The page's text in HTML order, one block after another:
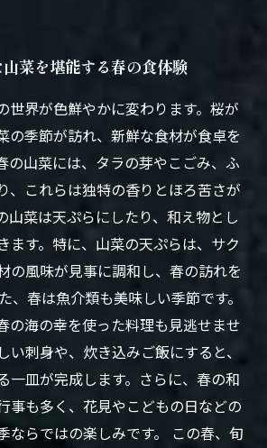
菜を堪能する春の食体験
世界が色鮮やかに変わります。桜が
の季節が訪れ、新鮮な食材が食卓を
の山菜には、タラの芽やこごみ、ふ
、これらは独特の香りとほろ苦さが
山菜は天ぷらにしたり、和え物とし
ます。特に、山菜の天ぷらは、サク
の風味が見事に調和し、春の訪れを
、春は魚介類も美味しい季節です。
の海の幸を使った料理も見逃せませ
い刺身や、炊き込みご飯にすると、
一皿が完成します。さらに、春の和
事も多く、花見やこどもの日などの
ならではの楽しみです。 この春、旬